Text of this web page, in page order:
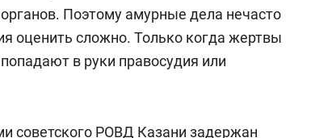
Поэтому амурные дела нечасто
оценить сложно. Только когда жертвы
в руки правосудия или
советского РОВД Казани задержан